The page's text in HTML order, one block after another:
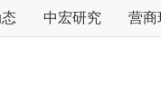
中宏研究 营商